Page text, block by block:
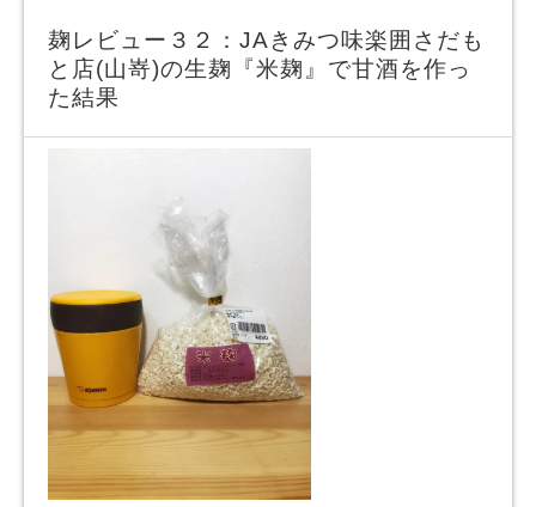
麹レビュー３２：JAきみつ味楽囲さだも
と店(山嵜)の生麹『米麹』で甘酒を作っ
た結果